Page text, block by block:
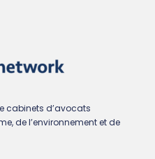
cabinets d’avocats
de l’environnement et de